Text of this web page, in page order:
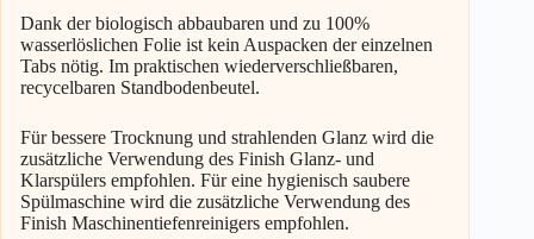
Dank der biologisch abbaubaren und zu 100%
wasserlöslichen Folie ist kein Auspacken der einzelnen
Tabs nötig. Im praktischen wiederverschließbaren,
recycelbaren Standbodenbeutel.
Für bessere Trocknung und strahlenden Glanz wird die
zusätzliche Verwendung des Finish Glanz- und
Klarspülers empfohlen. Für eine hygienisch saubere
Spülmaschine wird die zusätzliche Verwendung des
Finish Maschinentiefenreinigers empfohlen.